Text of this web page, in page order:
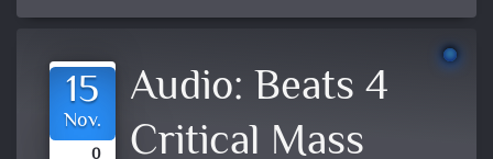
15
Nov. Audio: Beats 4
Critical Mass